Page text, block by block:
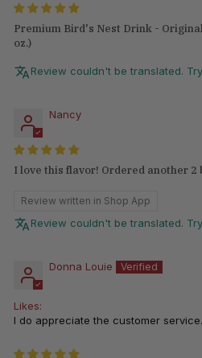
Premium Bird's Nest Drink -
oz.)
Review couldn't be translated.
Nancy
I love this flavor! Ordered another 2
Review written in Shop App
Review couldn't be translated.
Donna Louie
Likes:
I do appreciate the customer service.